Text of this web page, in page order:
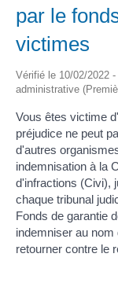
par le
victimes
Vérifié le 10/02/2022
administrative
Vous êtes victime
préjudice ne peut
d'autres
indemnisation à la
d'infractions (Civi),
chaque tribunal
Fonds de garantie
indemniser au nom
retourner contre le